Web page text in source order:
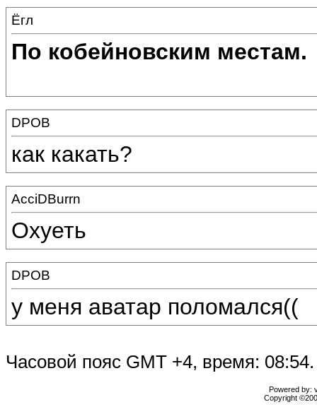
Ёгл
По кобейновским местам.
DPOB
как какать?
AcciDBurrn
Охуеть
DPOB
у меня аватар поломался((
Часовой пояс GMT +4, время: 08:54.
Powered by:
Copyright